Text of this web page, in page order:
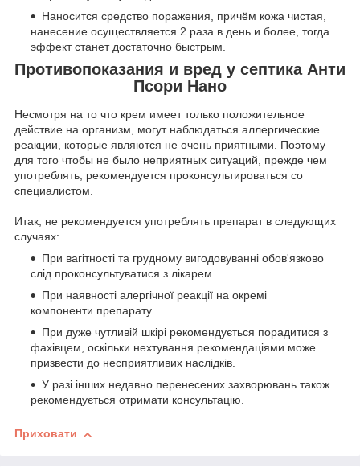
Наносится средство поражения, причём кожа чистая,
нанесение осуществляется 2 раза в день и более, тогда
эффект станет достаточно быстрым.
Противопоказания и вред у септика Анти
Псори Нано
Несмотря на то что крем имеет только положительное
действие на организм, могут наблюдаться аллергические
реакции, которые являются не очень приятными. Поэтому
для того чтобы не было неприятных ситуаций, прежде чем
употреблять, рекомендуется проконсультироваться со
специалистом.
Итак, не рекомендуется употреблять препарат в следующих
случаях:
При вагітності та грудному вигодовуванні обов'язково
слід проконсультуватися з лікарем.
При наявності алергічної реакції на окремі
компоненти препарату.
При дуже чутливій шкірі рекомендується порадитися з
фахівцем, оскільки нехтування рекомендаціями може
призвести до несприятливих наслідків.
У разі інших недавно перенесених захворювань також
рекомендується отримати консультацію.
Приховати